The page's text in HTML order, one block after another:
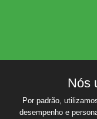
Nós
Por padrão,
desempenho e